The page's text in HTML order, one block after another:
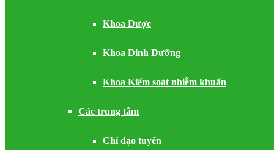
Khoa Dược
Khoa Dinh Dưỡng
Khoa Kiểm soát nhiễm khuẩn
Các trung tâm
Chỉ đạo tuyến